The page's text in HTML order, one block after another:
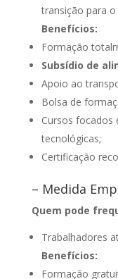
transição para
Benefícios:
Formação
Subsídio de
Apoio ao
Bolsa de
Cursos focados
tecnológicas;
Certificação
– Medida
Quem pode
Trabalhadores
Benefícios:
Formação